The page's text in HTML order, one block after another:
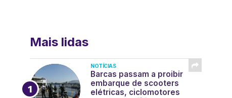
Mais lidas
NOTÍCIAS
Barcas passam a proibir
embarque de scooters
elétricas, ciclomotores